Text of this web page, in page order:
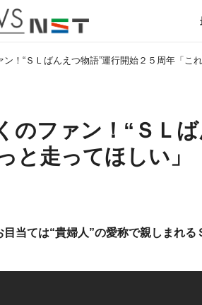
ン！“ＳＬばんえつ物語”運行開始２５周年「こ
のファン！“ＳＬ
と走ってほしい」
当ては“貴婦人”の愛称で親しまれる